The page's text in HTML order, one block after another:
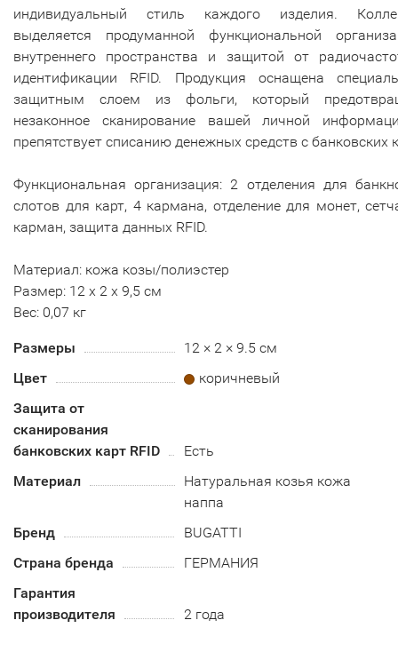
индивидуальный стиль каждого изделия.
выделяется продуманной функциональной
внутреннего пространства и защитой от
идентификации RFID. Продукция оснащена
защитным слоем из фольги, который
незаконное сканирование вашей личной
препятствует списанию денежных средств с банковских
Функциональная организация: 2 отделения для
слотов для карт, 4 кармана, отделение для монет,
карман, защита данных RFID.
Материал: кожа козы/полиэстер
Размер: 12 х 2 х 9,5 см
Вес: 0,07 кг
Размеры
12 × 2 × 9.5 см
Цвет
коричневый
Защита от
сканирования
банковских карт RFID
Есть
Материал
Натуральная козья кожа
наппа
Бренд
BUGATTI
Страна бренда
ГЕРМАНИЯ
Гарантия
производителя
2 года